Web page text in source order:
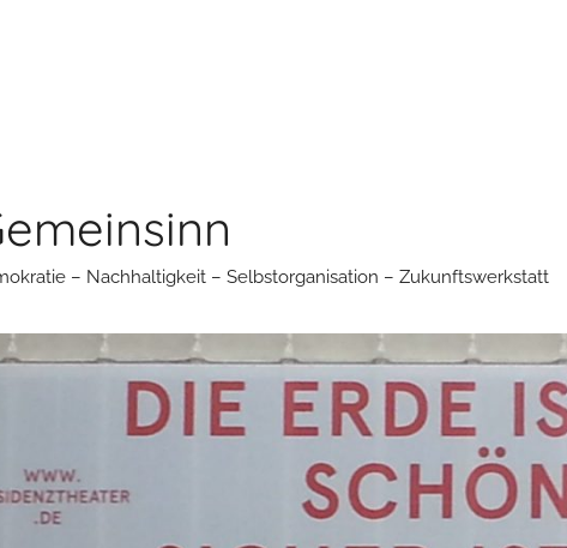
– Nachhaltigkeit – Selbstorganisation – Zukunftswerkstatt